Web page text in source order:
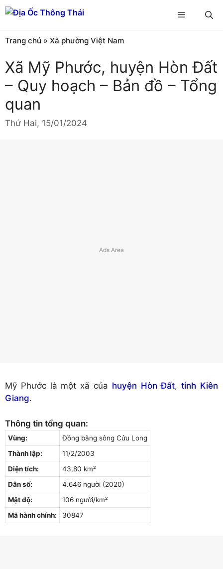
Chuyển
đến
nội
dung
Menu
Trang chủ » Xã phường Việt Nam
Xã Mỹ Phước, huyện Hòn Đất
– Quy hoạch – Bản đồ – Tổng
quan
Thứ Hai, 15/01/2024
Mỹ Phước là một xã của huyện Hòn Đất,tỉnh Kiên
Giang.
Thông tin tổng quan:
Vùng:
Đồng bằng sông Cửu Long
Thành lập:
11/2/2003
Diện tích:
43,80 km²
Dân số:
4.646 người (2020)
Mật độ:
106 người/km²
Mã hành chính:
30847